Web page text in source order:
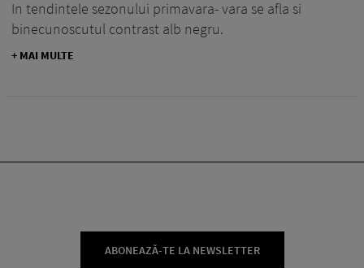
In tendintele sezonului primavara- vara se afla si
binecunoscutul contrast alb negru.
+ MAI MULTE
ABONEAZĂ-TE LA NEWSLETTER